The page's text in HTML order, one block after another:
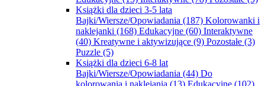
Książki dla dzieci 3-5 lata
Bajki/Wiersze/Opowiadania (187) Kolorowanki i
naklejanki (168) Edukacyjne (60) Interaktywne
(40) Kreatywne i aktywizujące (9) Pozostałe (3)
Puzzle (5)
Książki dla dzieci 6-8 lat
Bajki/Wiersze/Opowiadania (44) Do
kolorowania i naklejania (13) Edukacyjne (102)